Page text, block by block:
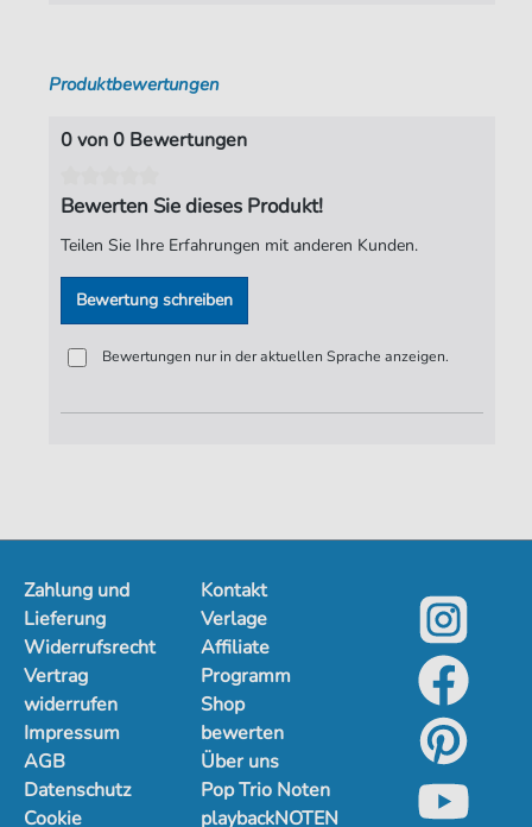
Produktbewertungen
0 von 0 Bewertungen
Bewerten Sie dieses Produkt!
Teilen Sie Ihre Erfahrungen mit anderen Kunden.
Bewertung schreiben
Bewertungen nur in der aktuellen Sprache anzeigen.
Zahlung und
Lieferung
Widerrufsrecht
Vertrag
widerrufen
Impressum
AGB
Datenschutz
Cookie
Kontakt
Verlage
Affiliate
Programm
Shop
bewerten
Über uns
Pop Trio Noten
playbackNOTEN